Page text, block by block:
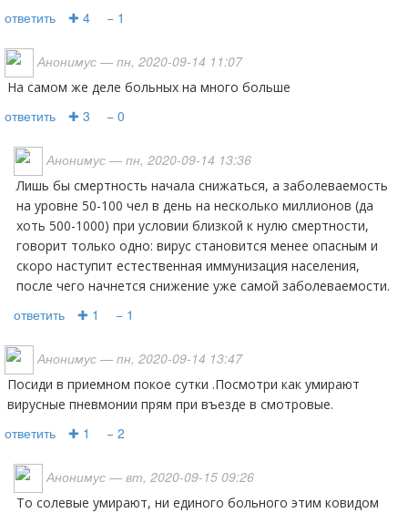
ответить ✚ 4 − 1
Анонимус — пн, 2020-09-14 11:07
На самом же деле больных на много больше
ответить ✚ 3 − 0
Анонимус — пн, 2020-09-14 13:36
Лишь бы смертность начала снижаться, а заболеваемость
на уровне 50-100 чел в день на несколько миллионов (да
хоть 500-1000) при условии близкой к нулю смертности,
говорит только одно: вирус становится менее опасным и
скоро наступит естественная иммунизация населения,
после чего начнется снижение уже самой заболеваемости.
ответить ✚ 1 − 1
Анонимус — пн, 2020-09-14 13:47
Посиди в приемном покое сутки .Посмотри как умирают
вирусные пневмонии прям при въезде в смотровые.
ответить ✚ 1 − 2
Анонимус — вт, 2020-09-15 09:26
то солевые умирают, ни единого больного этим ковидом